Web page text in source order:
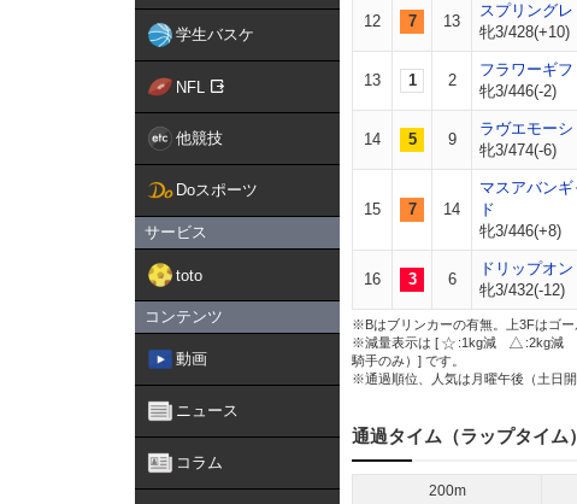
学生バスケ
NFL
他競技
Doスポーツ
サービス
toto
コンテンツ
動画
ニュース
コラム
12 7 13
スプリングレ
牝3/428(+10)
13 1 2
フラワーギフ
牝3/446(-2)
14 5 9
ラヴエモーシ
牝3/474(-6)
15 7 14
マスアバンギ
ド
牝3/446(+8)
16 3 6
ドリップオン
牝3/432(-12)
※Bはブリンカーの有無。上3Fはゴー
※減量表示は [
:1kg減 :2kg減
騎手のみ）] です。
※通過順位、人気は月曜午後（土日開
通過タイム（ラップタイム）
200m